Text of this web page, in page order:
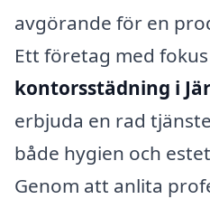
avgörande för en
Ett företag med
kontorsstädning i
erbjuda en rad
både hygien och
Genom att anlita